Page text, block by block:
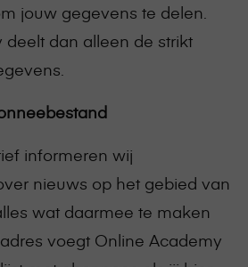
jouw gegevens te delen.
dan alleen de strikt
informeren wij
nieuws op het gebied van
wat daarmee te maken
voegt Online Academy